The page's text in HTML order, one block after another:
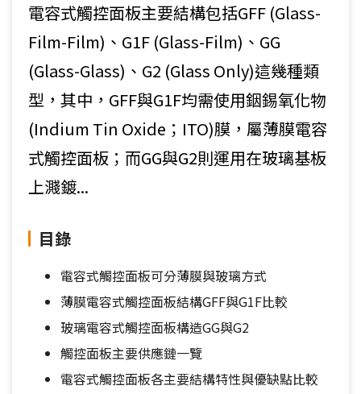
電容式觸控面板主要結構包括GFF (Glass-
Film-Film)、G1F (Glass-Film)、GG
(Glass-Glass)、G2 (Glass Only)這幾種類
型，其中，GFF與G1F均需使用銦錫氧化物
(Indium Tin Oxide；ITO)膜，屬薄膜電容
式觸控面板；而GG與G2則運用在玻璃基板
上濺鍍...
目錄
電容式觸控面板可分薄膜與玻璃方式
薄膜電容式觸控面板結構GFF與G1F比較
玻璃電容式觸控面板構造GG與G2
觸控面板主要供應鏈一覽
電容式觸控面板各主要結構特性與優缺點比較